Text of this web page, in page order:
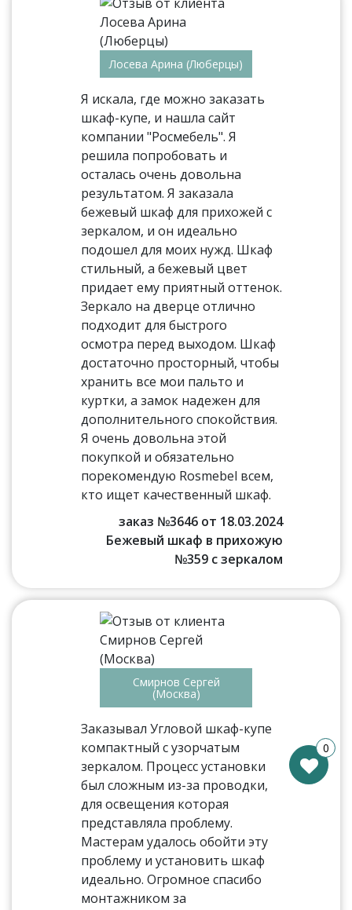
Лосева Арина (Люберцы)
Я искала, где можно заказать
шкаф-купе, и нашла сайт
компании "Росмебель". Я
решила попробовать и
осталась очень довольна
результатом. Я заказала
бежевый шкаф для прихожей с
зеркалом, и он идеально
подошел для моих нужд. Шкаф
стильный, а бежевый цвет
придает ему приятный оттенок.
Зеркало на дверце отлично
подходит для быстрого
осмотра перед выходом. Шкаф
достаточно просторный, чтобы
хранить все мои пальто и
куртки, а замок надежен для
дополнительного спокойствия.
Я очень довольна этой
покупкой и обязательно
порекомендую Rosmebel всем,
кто ищет качественный шкаф.
заказ №3646 от 18.03.2024
Бежевый шкаф в прихожую
№359 с зеркалом
Смирнов Сергей
(Москва)
Заказывал Угловой шкаф-купе
компактный с узорчатым
зеркалом. Процесс установки
был сложным из-за проводки,
для освещения которая
представляла проблему.
Мастерам удалось обойти эту
проблему и установить шкаф
идеально. Огромное спасибо
монтажником за
0